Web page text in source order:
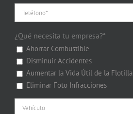
¿Qué necesita tu empresa?*
Ahorrar Combustible
Disminuir Accidentes
Aumentar la Vida Útil de la Flotilla
Eliminar Foto Infracciones